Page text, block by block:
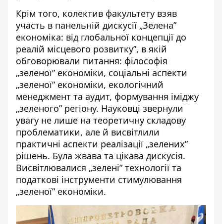
Крім того, колектив факультету взяв
участь в панельній дискусії „Зелена”
економіка: від глобальної концепції до
реалій місцевого розвитку”, в якій
обговорювали питання: філософія
„зеленої” економіки, соціальні аспекти
„зеленої” економіки, екологічний
менеджмент та аудит, формування іміджу
„зеленого” регіону. Науковці звернули
увагу не лише на теоретичну складову
проблематики, але й висвітлили
практичні аспекти реалізації „зелених”
рішень. Була жвава та цікава дискусія.
Висвітлювалися „зелені” технології та
податкові інструменти стимулювання
„зеленої” економіки.